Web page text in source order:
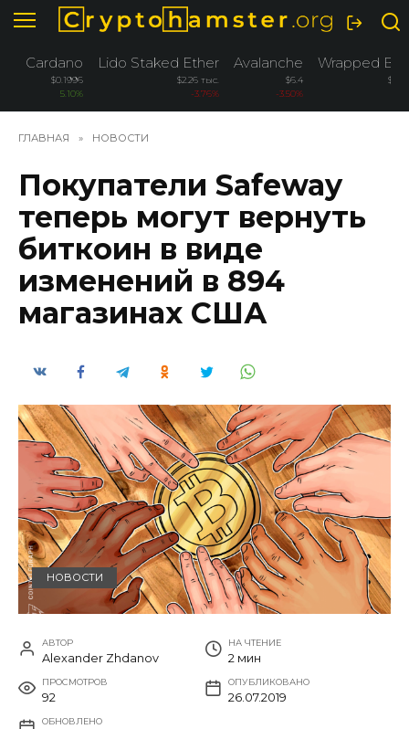
Перейти
содержанию
Cardano
$0.1996
5.10%
Lido Staked Ether
$2.26 тыс.
-3.76%
Avalanche
$6.4
-3.50%
Wrapped
ГЛАВНАЯ » НОВОСТИ
Покупатели Safeway
теперь могут вернуть
биткоин в виде
изменений в 894
магазинах США
НОВОСТИ
АВТОР
Alexander Zhdanov
НА ЧТЕНИЕ
2 мин
ПРОСМОТРОВ
92
ОПУБЛИКОВАНО
26.07.2019
ОБНОВЛЕНО